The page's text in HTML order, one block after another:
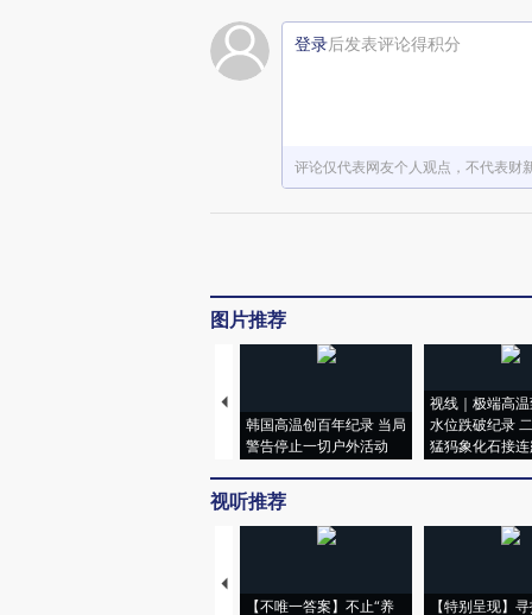
登录后发表评论得积分
评论仅代表网友个人观点，不代表财
图片推荐
韩国高温创百年纪录 当局
警告停止一切户外活动
视线｜极端高
水位跌破纪录
猛犸象化石接连
视听推荐
【不唯一答案】不止“养
【特别呈现】